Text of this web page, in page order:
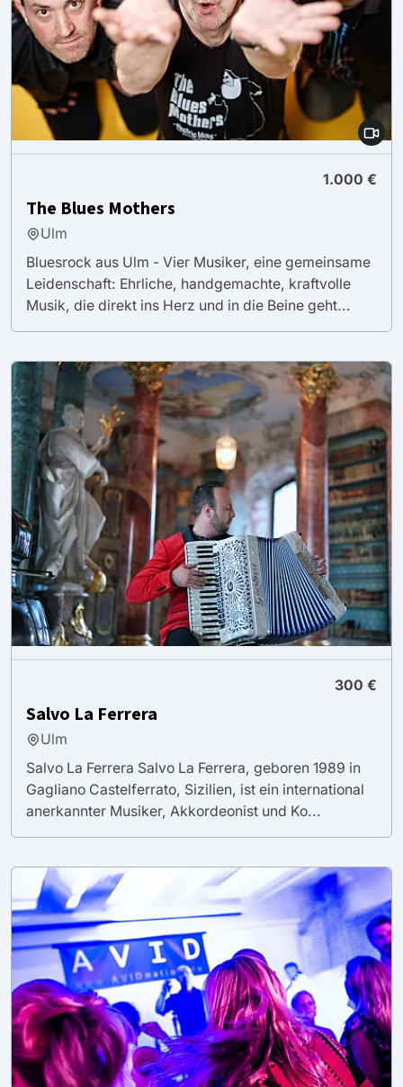
1.000 €
The Blues Mothers
Ulm
Bluesrock aus Ulm - Vier Musiker, eine gemeinsame
Leidenschaft: Ehrliche, handgemachte, kraftvolle
Musik, die direkt ins Herz und in die Beine geht...
300 €
Salvo La Ferrera
Ulm
Salvo La Ferrera Salvo La Ferrera, geboren 1989 in
Gagliano Castelferrato, Sizilien, ist ein international
anerkannter Musiker, Akkordeonist und Ko...